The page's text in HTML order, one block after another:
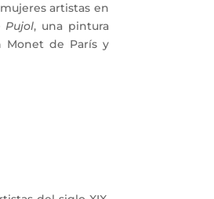
artistas en
Pujol, una pintura
Monet de París y